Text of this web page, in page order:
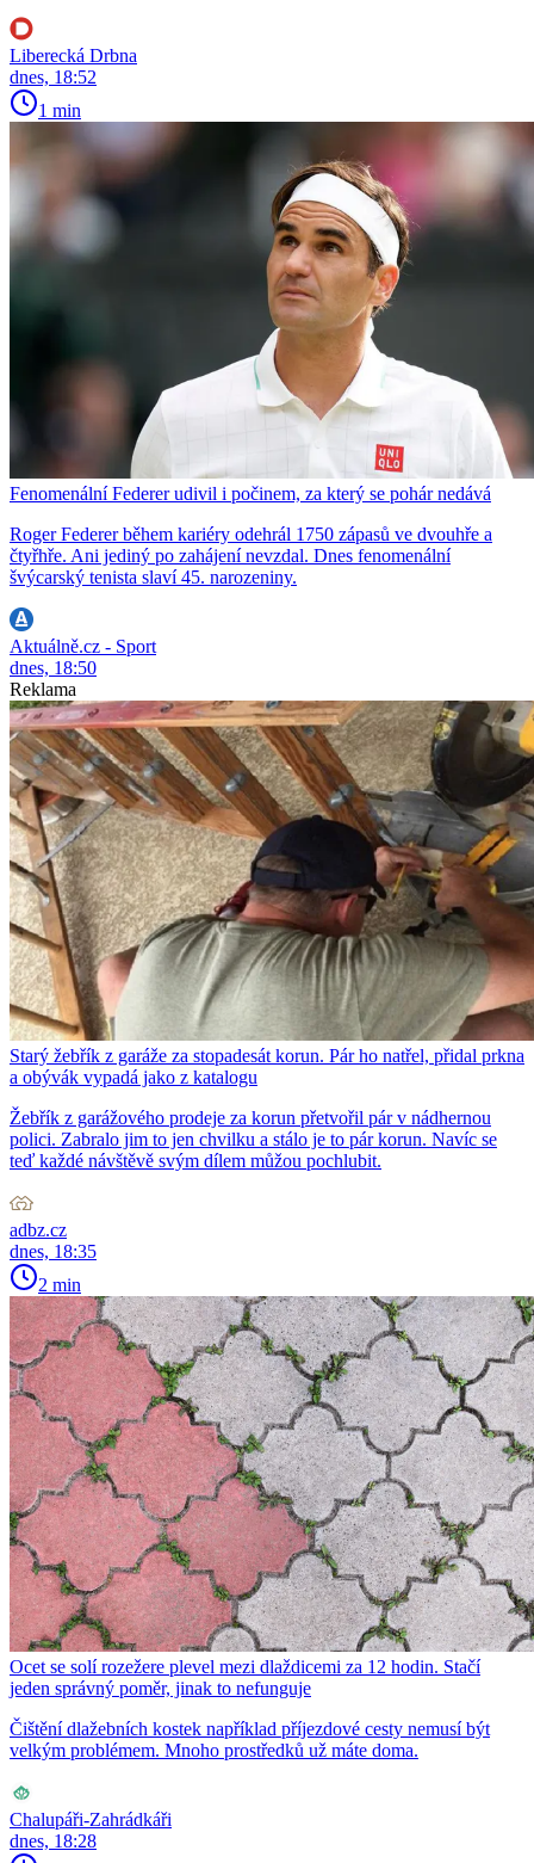
Liberecká Drbna
dnes, 18:52
1 min
Fenomenální Federer udivil i počinem, za který se pohár nedává
Roger Federer během kariéry odehrál 1750 zápasů ve dvouhře a
čtyřhře. Ani jediný po zahájení nevzdal. Dnes fenomenální
švýcarský tenista slaví 45. narozeniny.
Aktuálně.cz - Sport
dnes, 18:50
Reklama
Starý žebřík z garáže za stopadesát korun. Pár ho natřel, přidal prkna
a obývák vypadá jako z katalogu
Žebřík z garážového prodeje za korun přetvořil pár v nádhernou
polici. Zabralo jim to jen chvilku a stálo je to pár korun. Navíc se
teď každé návštěvě svým dílem můžou pochlubit.
adbz.cz
dnes, 18:35
2 min
Ocet se solí rozežere plevel mezi dlaždicemi za 12 hodin. Stačí
jeden správný poměr, jinak to nefunguje
Čištění dlažebních kostek například příjezdové cesty nemusí být
velkým problémem. Mnoho prostředků už máte doma.
Chalupáři-Zahrádkáři
dnes, 18:28